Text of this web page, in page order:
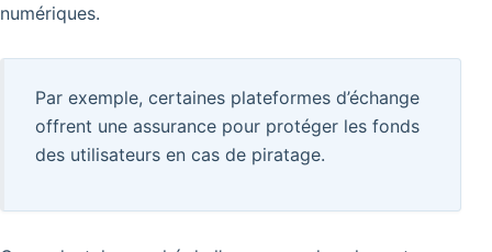
numériques.
Par exemple, certaines plateformes d’échange
offrent une assurance pour protéger les fonds
des utilisateurs en cas de piratage.